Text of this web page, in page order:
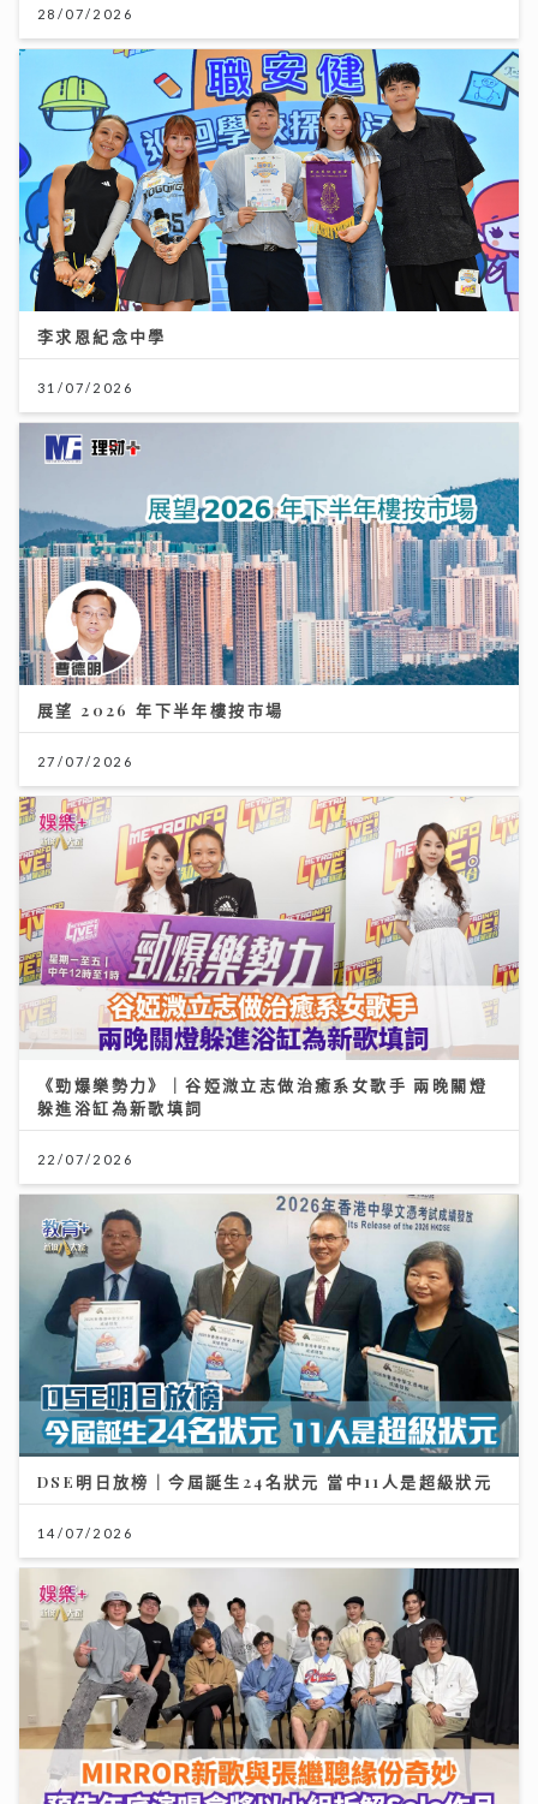
28/07/2026
李求恩紀念中學
31/07/2026
展望 2026 年下半年樓按市場
27/07/2026
《勁爆樂勢力》｜谷婭溦立志做治癒系女歌手 兩晚關燈
躲進浴缸為新歌填詞
22/07/2026
DSE明日放榜｜今屆誕生24名狀元 當中11人是超級狀元
14/07/2026